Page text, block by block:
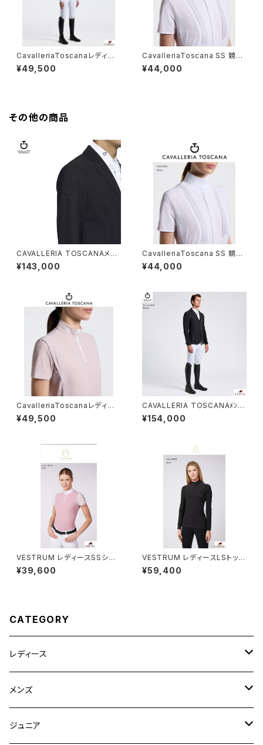
CavalleriaToscanaレディスL
Sシャツ CAD097 JF024
¥49,500
CavalleriaToscana SS 競技
用シャツ CAD098JF024
¥44,000
その他の商品
CAVALLERIA TOSCANAメン
ズジップジャケットGGU032JE1
15
¥143,000
CavalleriaToscana SS 競技
用シャツ CAD098JF024
¥44,000
CavalleriaToscanaレディスS
Sトレーニングポロ POD404
JE022
¥49,500
CAVALLERIA TOSCANAﾒﾝｽﾞ
ニットジップジャケットGGU037
JE019
¥154,000
VESTRUM レディースSSシャ
ツ W462560002
¥39,600
VESTRUM レディースLSトップ
ス W659860025
¥59,400
CATEGORY
レディース
競技用ジャケット
キュロット
メンズ
競技用ジャケット
ジュニア